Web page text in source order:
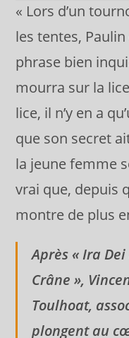
« Lors d’un
les tentes,
phrase bien
mourra sur la
lice, il n’y en a
que son secret
la jeune femme
vrai que, depuis
montre de plus
Après « Ira
Crâne »,
Toulhoat,
plongent au